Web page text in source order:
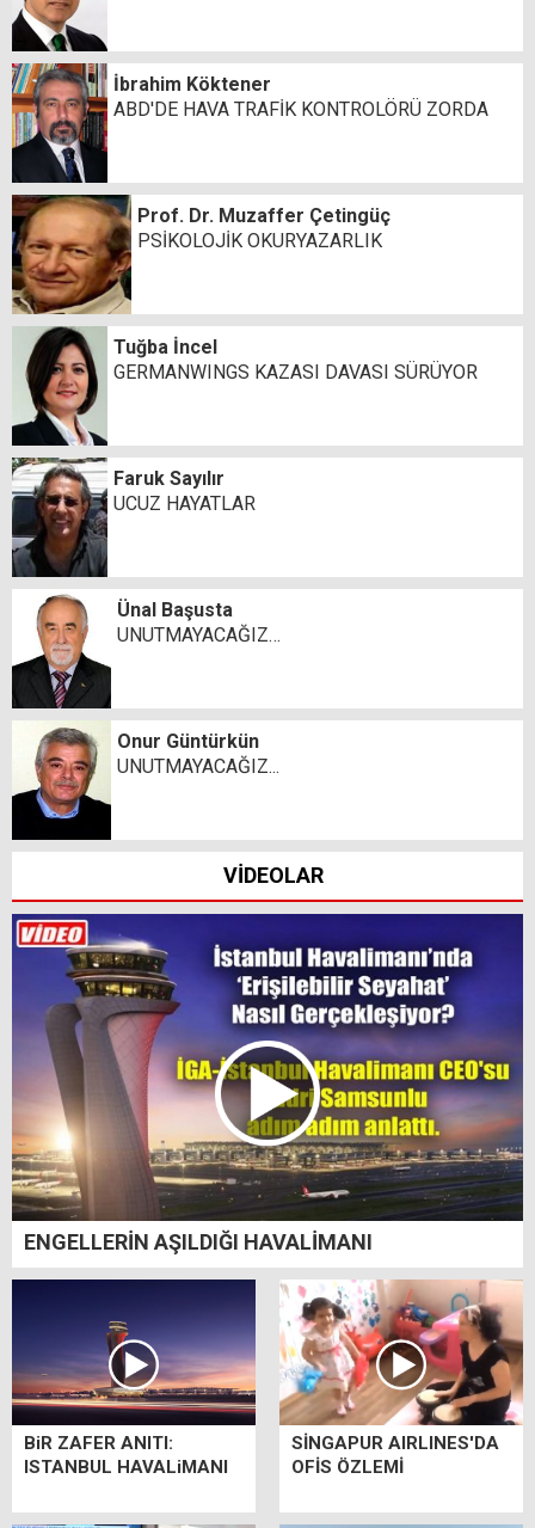
İbrahim Köktener
ABD'DE HAVA TRAFİK KONTROLÖRÜ ZORDA
Prof. Dr. Muzaffer Çetingüç
PSİKOLOJİK OKURYAZARLIK
Tuğba İncel
GERMANWINGS KAZASI DAVASI SÜRÜYOR
Faruk Sayılır
UCUZ HAYATLAR
Ünal Başusta
UNUTMAYACAĞIZ…
Onur Güntürkün
UNUTMAYACAĞIZ...
VİDEOLAR
ENGELLERİN AŞILDIĞI HAVALİMANI
BiR ZAFER ANITI:
ISTANBUL HAVALiMANI
SİNGAPUR AIRLINES'DA
OFİS ÖZLEMİ